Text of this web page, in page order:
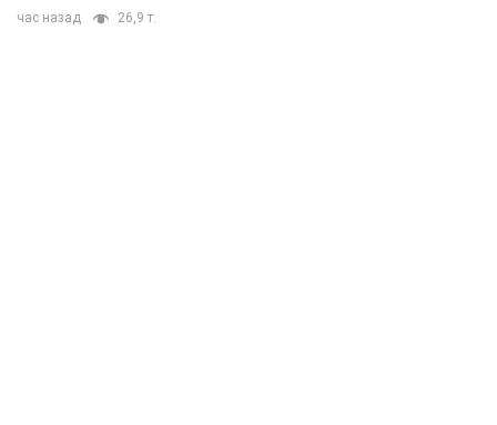
час назад 26,9 т.